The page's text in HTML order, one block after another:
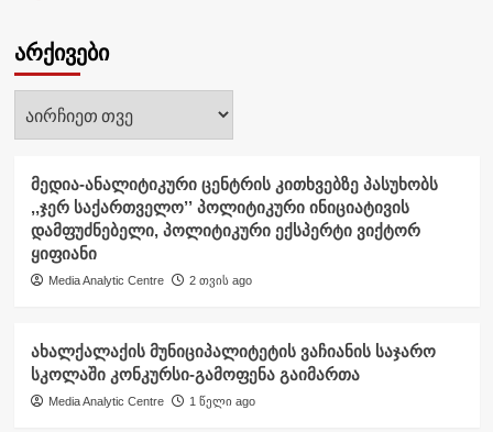
არქივები
არქივები
მედია-ანალიტიკური ცენტრის კითხვებზე პასუხობს
,,ჯერ საქართველო’’ პოლიტიკური ინიციატივის
დამფუძნებელი, პოლიტიკური ექსპერტი ვიქტორ
ყიფიანი
Media Analytic Centre 2 თვის ago
ახალქალაქის მუნიციპალიტეტის ვაჩიანის საჯარო
სკოლაში კონკურსი-გამოფენა გაიმართა
Media Analytic Centre 1 წელი ago